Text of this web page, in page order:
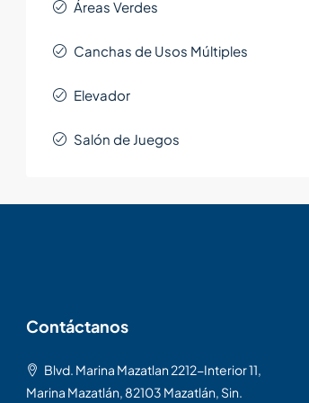
Áreas Verdes
Canchas de Usos Múltiples
Elevador
Salón de Juegos
Contáctanos
Blvd. Marina Mazatlan 2212-Interior 11,
Marina Mazatlán, 82103 Mazatlán, Sin.